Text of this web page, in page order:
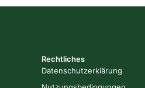
Rechtliches
Datenschutzerklärung